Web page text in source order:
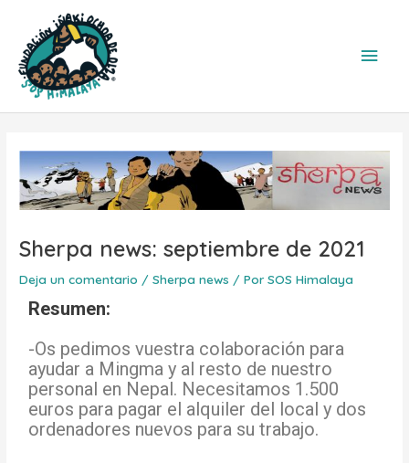
contenido
Sherpa news: septiembre de 2021
Deja un comentario /Sherpa news / PorSOS Himalaya
Resumen:
-Os pedimos vuestra colaboración para
ayudar a Mingma y al resto de nuestro
personal en Nepal. Necesitamos 1.500
euros para pagar el alquiler del local y dos
ordenadores nuevos para su trabajo.
entradas